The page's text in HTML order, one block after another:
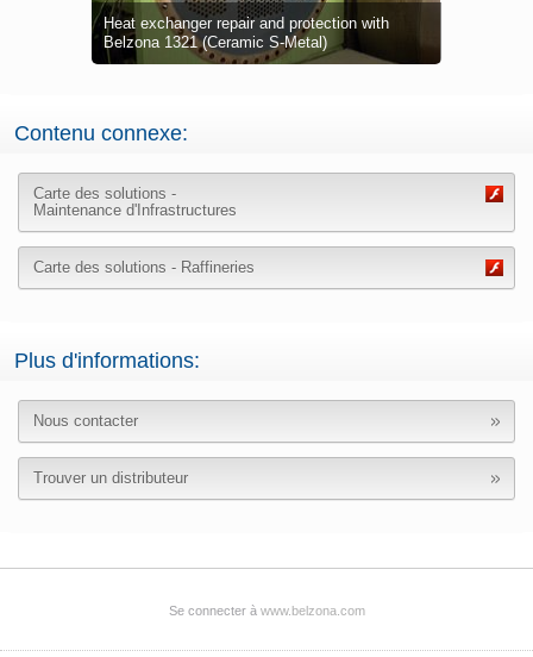
Heat exchanger repair and protection with
Belzona 1321 (Ceramic S-Metal)
Contenu connexe:
Carte des solutions -
Maintenance d'Infrastructures
Carte des solutions - Raffineries
Plus d'informations:
Nous contacter
Trouver un distributeur
Se connecter à www.belzona.com